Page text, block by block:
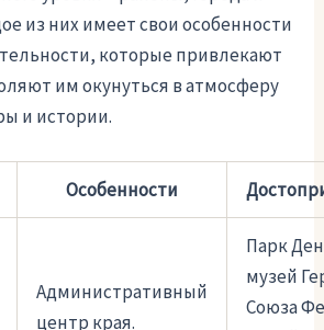
из них имеет свои особенности
которые привлекают
им окунуться в атмосферу
и истории.
Особенности
Административный
центр края.
Парк
музей
Союза